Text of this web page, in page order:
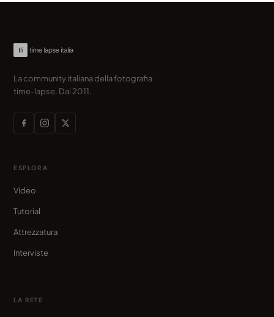
La community italiana della fotografia
time-lapse. Dal 2011.
ESPLORA
Video
Tutorial
Attrezzatura
Interviste
LA RETE